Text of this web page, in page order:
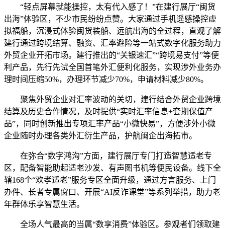
“轻点屏幕就能操控，太有代入感了！”在建行展厅“闽货
出海”体验区，不少市民纷纷点赞。大家通过手机遥感操控虚
拟福船，沉浸式体验闽货装船、远航出海的全过程，直观了解
建行通过跨境结算、融资、汇率避险等一站式数字化服务助力
外贸企业开拓市场。建行推出的“关银速汇”“跨境易支付”等便
利产品，先行先试全国首笔外汇便利化服务，实现涉外业务办
理时间压缩50%，办理环节减少70%，申请材料减少80%。
聚焦外贸企业对汇率波动的关切，建行结合外贸企业跨境
结算及历史合作情况，及时提供“实时汇率信息+套期保值产
品”，同时创新推出专项汇率产品“小微快易”，方便涉外小微
企业随时办理各类外汇衍生产品，护航闽企出海拓市。
在弥合“数字鸿沟”方面，建行展厅专门打造智慧适老专
区，配备智能助起适老沙发、有声图书机等便民设备。线下全
辖168个“欢孝适老”服务专区全面升级，通过方言服务、上门
办件、长者专属窗口、开展“AI反诈课堂”等系列举措，助力老
年群体乐享智慧生活。
全场人气最高的当属“数享消费”体验区。参观者们领取建